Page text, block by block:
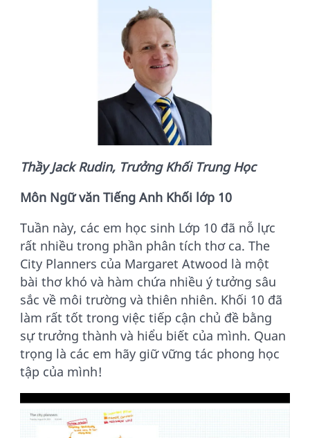
Thầy Jack Rudin, Trưởng Khối Trung Học
Môn Ngữ vănTiếng Anh Khối lớp 10
Tuần này, các em học sinh Lớp 10 đã nỗ lực
rất nhiều trong phần phân tích thơ ca. The
City Planners của Margaret Atwood là một
bài thơ khó và hàm chứa nhiều ý tưởng sâu
sắc về môi trường và thiên nhiên. Khối 10 đã
làm rất tốt trong việc tiếp cận chủ đề bằng
sự trưởng thành và hiểu biết của mình. Quan
trọng là các em hãy giữ vững tác phong học
tập của mình!